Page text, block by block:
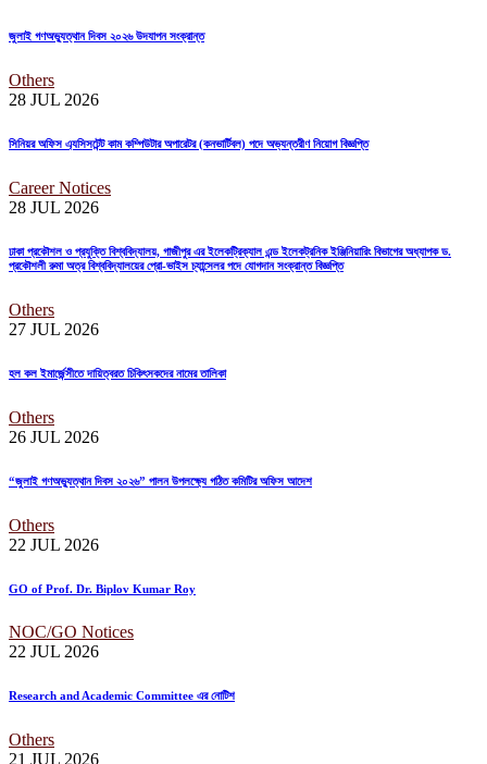
জুলাই গণঅভ্যুত্থান দিবস ২০২৬ উদযাপন সংক্রান্ত
Others
28 JUL 2026
সিনিয়র অফিস এ্যসিসটেন্ট কাম কম্পিউটার অপারেটর (কনভার্টিবল) পদে অভ্যন্তরীণ নিয়োগ বিজ্ঞপ্তি
Career Notices
28 JUL 2026
ঢাকা প্রকৌশল ও প্রযুক্তি বিশ্ববিদ্যালয়, গাজীপুর এর ইলেকট্রিক্যাল এন্ড ইলেকট্রনিক ইঞ্জিনিয়ারিং বিভাগের অধ্যাপক ড.
প্রকৌশলী রুমা অত্র বিশ্ববিদ্যালয়ের প্রো-ভাইস চ্যান্সেলর পদে যোগদান সংক্রান্ত বিজ্ঞপ্তি
Others
27 JUL 2026
হল কল ইমার্জেন্সীতে দায়িত্বরত চিকিৎসকদের নামের তালিকা
Others
26 JUL 2026
“জুলাই গণঅভ্যুত্থান দিবস ২০২৬” পালন উপলক্ষ্যে গঠিত কমিটির অফিস আদেশ
Others
22 JUL 2026
GO of Prof. Dr. Biplov Kumar Roy
NOC/GO Notices
22 JUL 2026
Research and Academic Committee এর নোটিশ
Others
21 JUL 2026